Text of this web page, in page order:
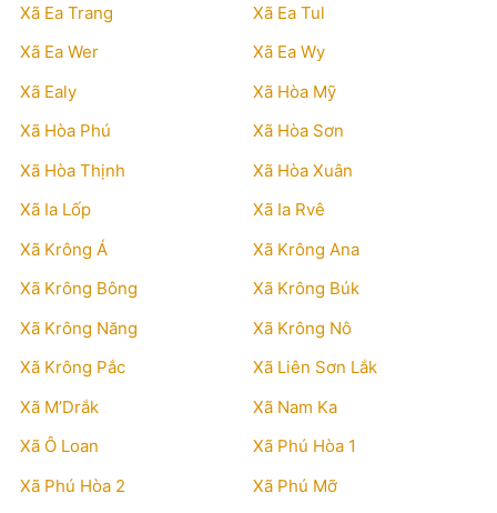
Xã Ea Trang
Xã Ea Tul
Xã Ea Wer
Xã Ea Wy
Xã Ealy
Xã Hòa Mỹ
Xã Hòa Phú
Xã Hòa Sơn
Xã Hòa Thịnh
Xã Hòa Xuân
Xã Ia Lốp
Xã Ia Rvê
Xã Krông Á
Xã Krông Ana
Xã Krông Bông
Xã Krông Búk
Xã Krông Năng
Xã Krông Nô
Xã Krông Pắc
Xã Liên Sơn Lắk
Xã M’Drắk
Xã Nam Ka
Xã Ô Loan
Xã Phú Hòa 1
Xã Phú Hòa 2
Xã Phú Mỡ